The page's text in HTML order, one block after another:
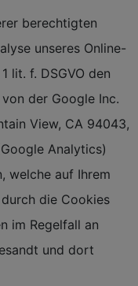
berechtigten
unseres Online-
lit. f. DSGVO den
der Google Inc.
View, CA 94043,
Analytics)
welche auf Ihrem
die Cookies
im Regelfall an
und dort